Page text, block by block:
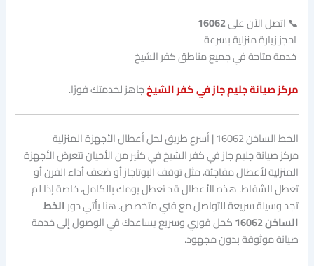
📞 اتصل الآن على
16062
خدمة متاحة في جميع مناطق كفر الشيخ
مركز صيانة جليم جاز في كفر الشيخجاهز لخدمتك فورًا.
الخط الساخن 16062 | أسرع طريق لحل أعطال الأجهزة المنزلية
مركز صيانة جليم جاز في كفر الشيخفي كثير من الأحيان تتعرض الأجهزة
المنزلية لأعطال مفاجئة، مثل توقف البوتاجاز أو ضعف أداء الفرن أو
تعطل الشفاط. هذه الأعطال قد تعطل يومك بالكامل، خاصة إذا لم
تجد وسيلة سريعة للتواصل مع فني متخصص. هنا يأتي دورالخط
الساخن 16062
كحل فوري وسريع يساعدك في الوصول إلى خدمة
صيانة موثوقة بدون مجهود.